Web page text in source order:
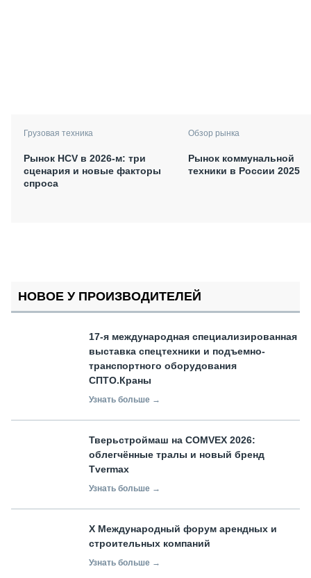
Грузовая техника
Рынок HCV в 2026-м: три
сценария и новые факторы
спроса
Обзор рынка
Рынок коммунальной
техники в России 2025
НОВОЕ У ПРОИЗВОДИТЕЛЕЙ
17-я международная специализированная
выставка спецтехники и подъемно-
транспортного оборудования
СПТО.Краны
Узнать больше →
Тверьстроймаш на COMVEX 2026:
облегчённые тралы и новый бренд
Tvermax
Узнать больше →
X Международный форум арендных и
строительных компаний
Узнать больше →